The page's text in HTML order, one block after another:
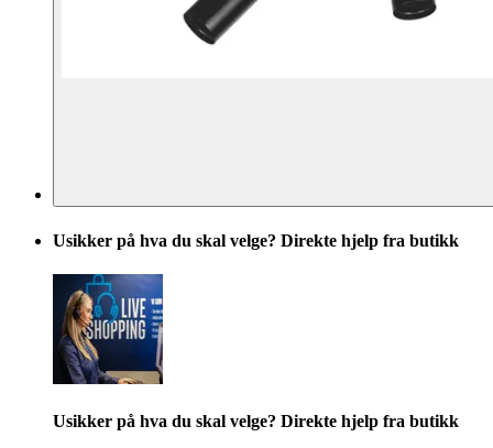
Usikker på hva du skal velge? Direkte hjelp fra butikk
Usikker på hva du skal velge? Direkte hjelp fra butikk